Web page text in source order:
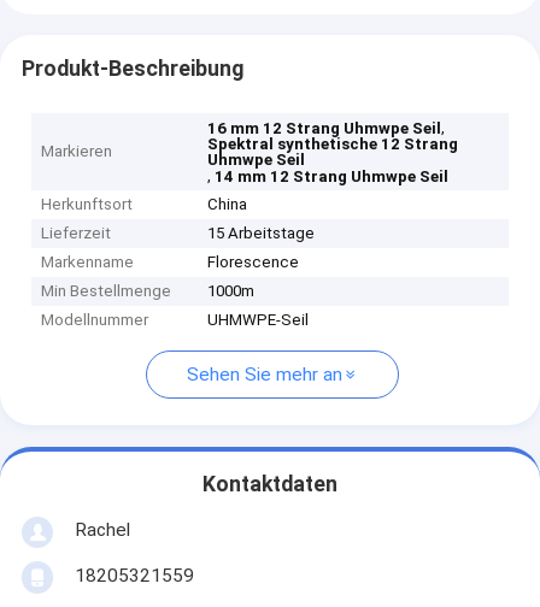
Produkt-Beschreibung
Markieren
16 mm 12 Strang Uhmwpe Seil,
Spektral synthetische 12 Strang
Uhmwpe Seil
, 14 mm 12 Strang Uhmwpe Seil
Herkunftsort
China
Lieferzeit
15 Arbeitstage
Markenname
Florescence
Min Bestellmenge
1000m
Modellnummer
UHMWPE-Seil
Sehen Sie mehr an
Kontaktdaten
Rachel
18205321559